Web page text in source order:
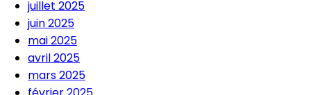
juillet 2025
juin 2025
mai 2025
avril 2025
mars 2025